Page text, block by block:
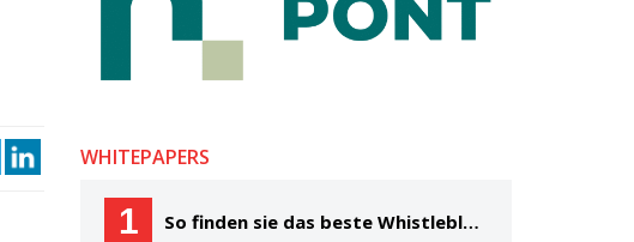
WHITEPAPERS
1 So finden sie das beste Whistleblowing- System für Ihre Organisation Ein Käuferleitfaden